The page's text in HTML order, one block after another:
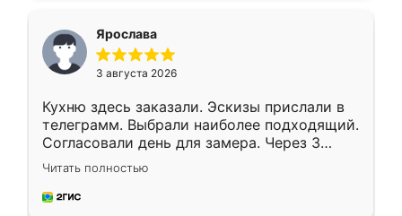
Ярослава
3 августа 2026
Кухню здесь заказали. Эскизы прислали в
телеграмм. Выбрали наиболее подходящий.
Согласовали день для замера. Через 3
недели кухня была уже готова. Остались
довольны работой. Спасибо Ренессанс
мебель за качественную работу!
Читать полностью